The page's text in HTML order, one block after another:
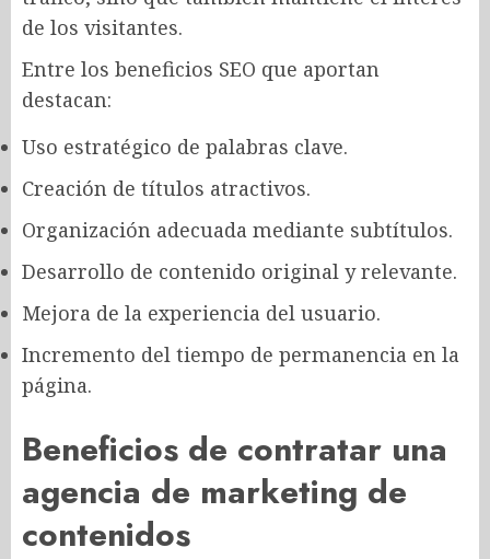
de los visitantes.
Entre los beneficios SEO que aportan
destacan:
Uso estratégico de palabras clave.
Creación de títulos atractivos.
Organización adecuada mediante subtítulos.
Desarrollo de contenido original y relevante.
Mejora de la experiencia del usuario.
Incremento del tiempo de permanencia en la
página.
Beneficios de contratar una
agencia de marketing de
contenidos